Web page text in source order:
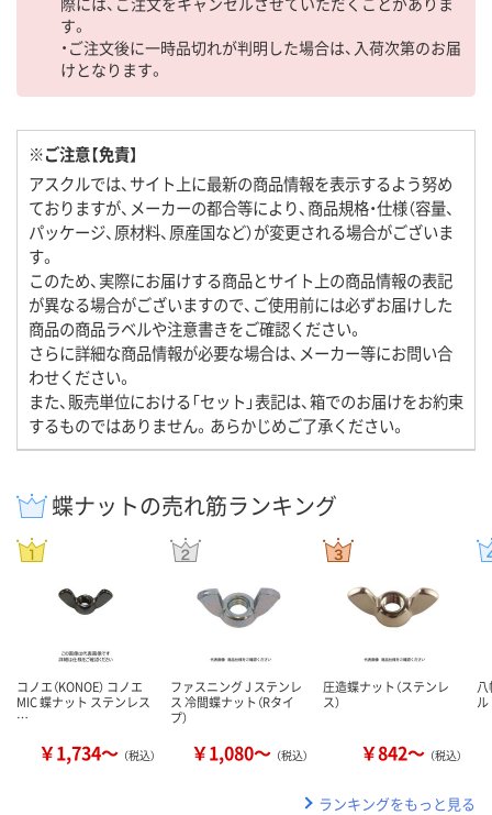
す。
・ご注文後に一時品切れが判明した場合は、入荷次第のお届
けとなります。
※ご注意【免責】
アスクルでは、サイト上に最新の商品情報を表示するよう努め
ておりますが、メーカーの都合等により、商品規格・仕様（容量、
パッケージ、原材料、原産国など）が変更される場合がございま
す。
このため、実際にお届けする商品とサイト上の商品情報の表記
が異なる場合がございますので、ご使用前には必ずお届けした
商品の商品ラベルや注意書きをご確認ください。
さらに詳細な商品情報が必要な場合は、メーカー等にお問い合
わせください。
また、販売単位における「セット」表記は、箱でのお届けをお約束
するものではありません。あらかじめご了承ください。
蝶ナットの売れ筋ランキング
コノエ（KONOE） コノエ
MIC 蝶ナット ステンレス
…
￥1,734～ （税込）
ファスニング J ステンレ
ス 冷間蝶ナット（Rタイ
プ）
￥1,080～ （税込）
圧造蝶ナット（ステンレ
ス）
￥842～ （税込）
ル
ランキングをもっと見る